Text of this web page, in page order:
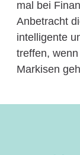
mal bei
Anbetracht
intelligente
treffen,
Markisen